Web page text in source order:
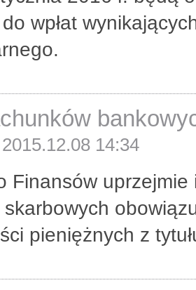
wpłat
2015.12.08 14:34
Finansów
pieniężnych z